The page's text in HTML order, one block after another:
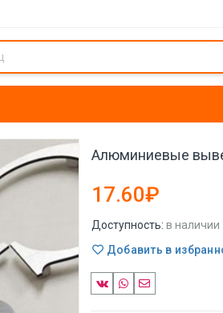
Алюминиевые
17.60₽
Доступность: в наличии
Добавить в